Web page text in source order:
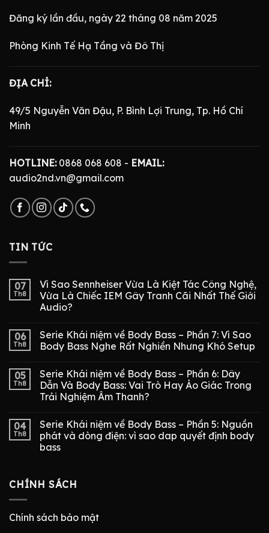
Đăng ký lần đầu, ngày 22 tháng 08 năm 2025
Phòng Kinh Tế Hạ Tầng và Đô Thị
ĐỊA CHỈ:
49/5 Nguyễn Văn Đậu, P. Bình Lợi Trung, Tp. Hồ Chí
Minh
HOTLINE:0868 068 608 - EMAIL:
audio2nd.vn@gmail.com
TIN TỨC
07
Th8
Vì Sao Sennheiser Vừa Là Kiệt Tác Công Nghệ,
Vừa Là Chiếc IEM Gây Tranh Cãi Nhất Thế Giới
Audio?
06
Th8
Serie Khái niệm về Body Bass – Phần 7: Vì Sao
Body Bass Nghe Rất Nghiền Nhưng Khó Setup
05
Th8
Serie Khái niệm về Body Bass – Phần 6: Dây
Dẫn Và Body Bass: Vai Trò Hay Ảo Giác Trong
Trải Nghiệm Âm Thanh?
04
Th8
Serie Khái niệm về Body Bass – Phần 5: Nguồn
phát và dòng điện: vì sao dap quyết định body
bass
CHÍNH SÁCH
Chính sách bảo mật